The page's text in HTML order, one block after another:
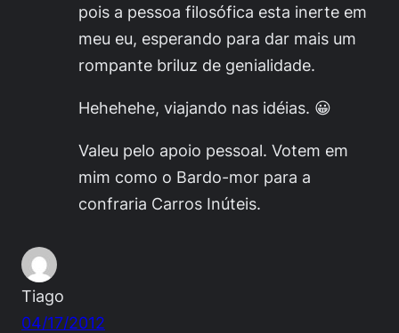
pois a pessoa filosófica esta inerte em
meu eu, esperando para dar mais um
rompante briluz de genialidade.
Hehehehe, viajando nas idéias. 😀
Valeu pelo apoio pessoal. Votem em
mim como o Bardo-mor para a
confraria Carros Inúteis.
Tiago
04/17/2012